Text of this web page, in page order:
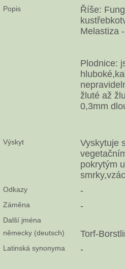
Popis
Říše:
Melastiza
Plodnice:
žluté až
0,3mm
Výskyt
Vyskytuje
pokrytým
Odkazy -
Záměna -
Další jména
německy (deutsch)
Torf-
Latinská synonyma -